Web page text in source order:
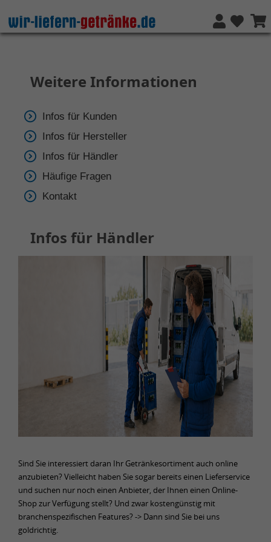
Weitere Informationen
Infos für Kunden
Infos für Hersteller
Infos für Händler
Häufige Fragen
Kontakt
Infos für Händler
Sind Sie interessiert daran Ihr Getränkesortiment auch online
anzubieten? Vielleicht haben Sie sogar bereits einen Lieferservice
und suchen nur noch einen Anbieter, der Ihnen einen Online-
Shop zur Verfügung stellt? Und zwar kostengünstig mit
branchenspezifischen Features? -> Dann sind Sie bei uns
goldrichtig.